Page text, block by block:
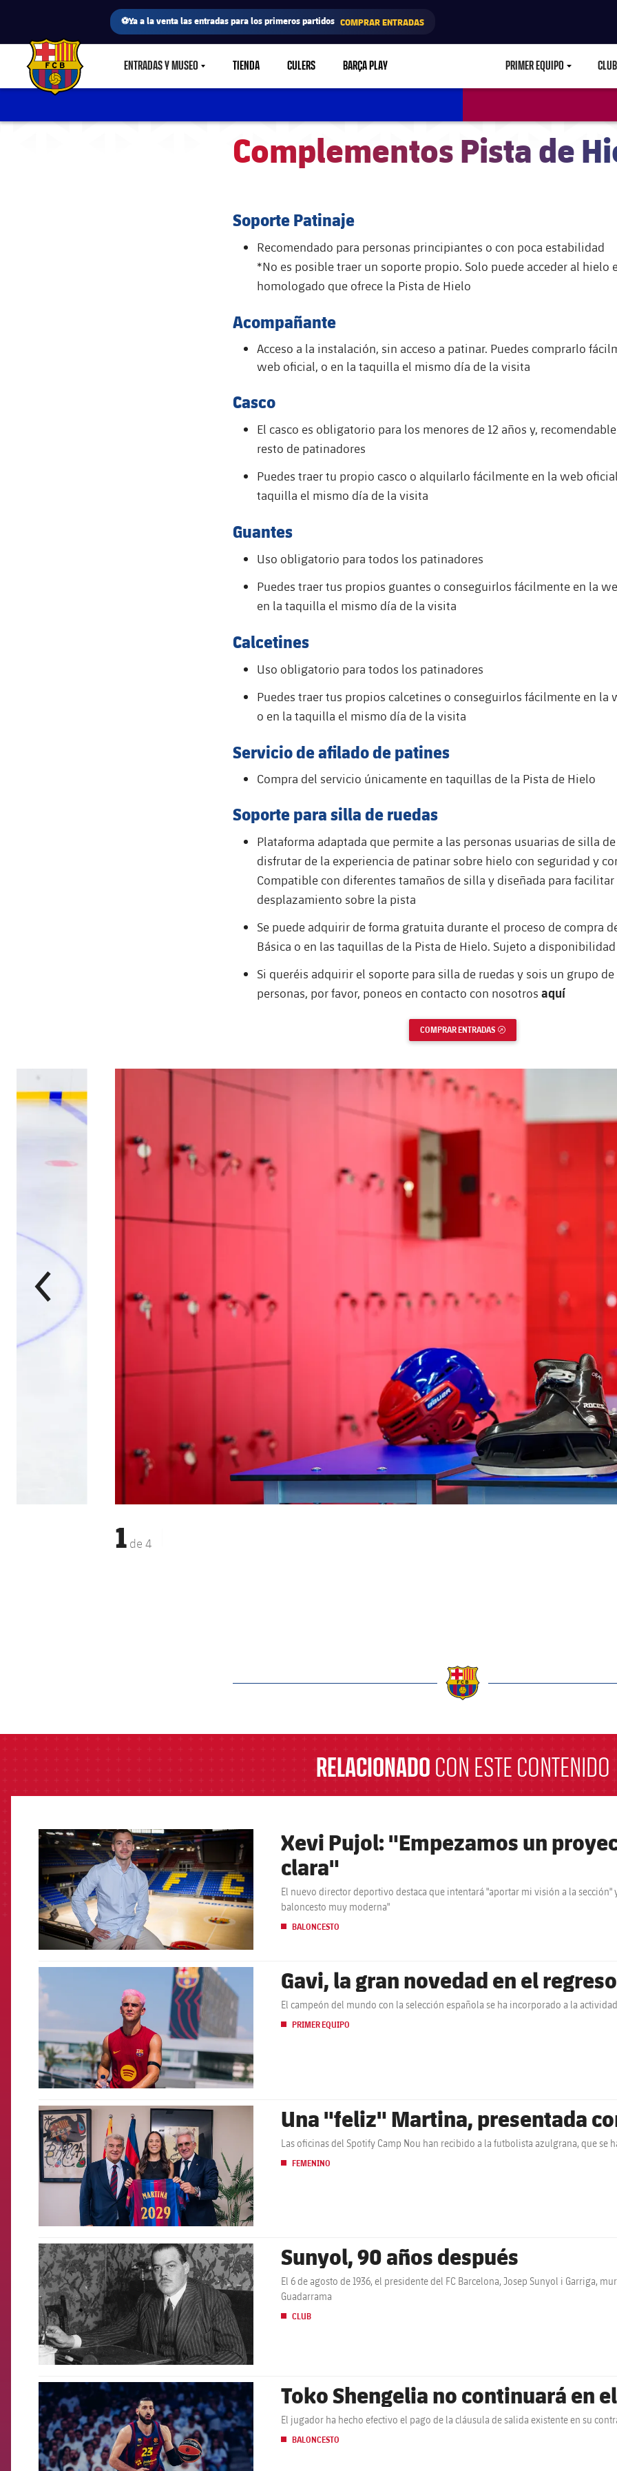
⚽Ya a la venta las entradas para los primeros partidos COMPRAR ENTRADAS
FC Barcelona club badge ENTRADAS Y MUSEOLABEL.SHARE.CARETDOWN
TIENDA CULERS BARÇA PLAY PRIMER EQUIPO CLUB
Complementos Pista de
Soporte Patinaje
Recomendado para personas principiantes o con poca estabilidad
*No es posible traer un soporte propio. Solo puede acceder al hielo
homologado que ofrece la Pista de Hielo
Acompañante
Acceso a la instalación, sin acceso a patinar. Puedes comprarlo
web oficial, o en la taquilla el mismo día de la visita
Casco
El casco es obligatorio para los menores de 12 años y,
resto de patinadores
Puedes traer tu propio casco o alquilarlo fácilmente en la web
taquilla el mismo día de la visita
Guantes
Uso obligatorio para todos los patinadores
Puedes traer tus propios guantes o conseguirlos fácilmente en la
en la taquilla el mismo día de la visita
Calcetines
Uso obligatorio para todos los patinadores
Puedes traer tus propios calcetines o conseguirlos fácilmente en la
o en la taquilla el mismo día de la visita
Servicio de afilado de patines
Compra del servicio únicamente en taquillas de la Pista de Hielo
Soporte para silla de ruedas
Plataforma adaptada que permite a las personas usuarias de silla
disfrutar de la experiencia de patinar sobre hielo con seguridad y
Compatible con diferentes tamaños de silla y diseñada para facilitar
desplazamiento sobre la pista
Se puede adquirir de forma gratuita durante el proceso de compra
Básica o en las taquillas de la Pista de Hielo. Sujeto a disponibilidad
Si queréis adquirir el soporte para silla de ruedas y sois un grupo de
personas, por favor, poneos en contacto con nosotros aquí
COMPRAR ENTRADAS
Anterior
label.aria.chevronleft
1de 4
RELACIONADO CON ESTE CONTENIDO
FCB Barcelona badge
Xevi Pujol: "Empezamos un
clara"
El nuevo director deportivo destaca que intentará "aportar mi visión a la
baloncesto muy moderna"
BALONCESTO
FCB Barcelona badge Gavi, la gran novedad en el
El campeón del mundo con la selección española se ha incorporado a la
PRIMER EQUIPO
FCB Barcelona badge Una "feliz" Martina, presentada
Las oficinas del Spotify Camp Nou han recibido a la futbolista azulgrana, que se
FEMENINO
FCB Barcelona badge Sunyol, 90 años después
El 6 de agosto de 1936, el presidente del FC Barcelona, Josep Sunyol i Garriga,
Guadarrama
CLUB
FCB Barcelona badge Toko Shengelia no continuará en
El jugador ha hecho efectivo el pago de la cláusula de salida existente en su
BALONCESTO